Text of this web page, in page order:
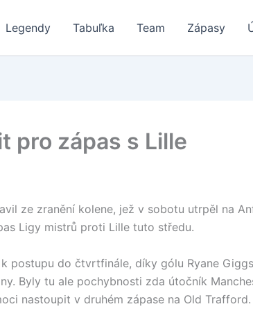
Legendy Tabuľka Team Zápasy
pro zápas s Lille
ze zranění kolene, jež v sobotu utrpěl na
Ligy mistrů proti Lille tuto středu.
postupu do čtvrtfinále, díky gólu Ryane
Byly tu ale pochybnosti zda útočník
nastoupit v druhém zápase na Old Trafford.